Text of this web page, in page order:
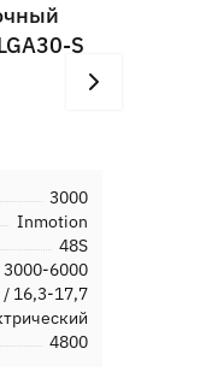
S
3000
Inmotion
48S
3000-6000
/ 16,3-17,7
4800